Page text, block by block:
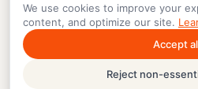
We use cookies to improve your
content, and optimize our site.
Accept
Reject non-